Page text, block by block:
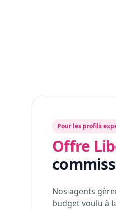
Pour les profils
Offre
Nos agents
budget voulu à